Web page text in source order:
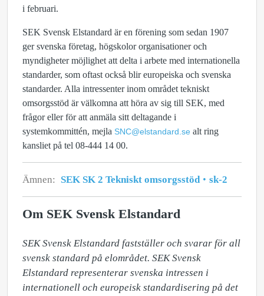
i februari.
SEK Svensk Elstandard är en förening som sedan 1907
ger svenska företag, högskolor organisationer och
myndigheter möjlighet att delta i arbete med internationella
standarder, som oftast också blir europeiska och svenska
standarder. Alla intressenter inom området tekniskt
omsorgsstöd är välkomna att höra av sig till SEK, med
frågor eller för att anmäla sitt deltagande i
systemkommittén, mejla SNC@elstandard.se alt ring
kansliet på tel 08-444 14 00.
Ämnen: SEK SK 2 Tekniskt omsorgsstöd sk-2
Om SEK Svensk Elstandard
SEK Svensk Elstandard fastställer och svarar för all
svensk standard på elområdet. SEK Svensk
Elstandard representerar svenska intressen i
internationell och europeisk standardisering på det